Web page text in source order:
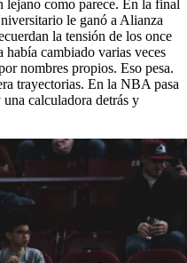
lejano como parece. En la final
le ganó a Alianza
la tensión de los once
había cambiado varias veces
nombres propios. Eso pesa.
trayectorias. En la NBA pasa
calculadora detrás y